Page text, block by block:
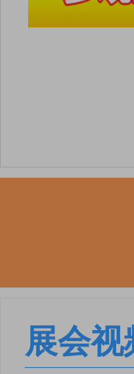
展会视